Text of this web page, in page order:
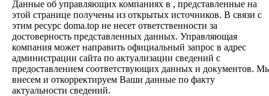
Данные об управляющих компаниях в , представленные на
этой странице получены из открытых источников. В связи с
этим ресурс doma.top не несет ответственности за
достоверность представленных данных. Управляющая
компания может направить официальный запрос в адрес
администрации сайта по актуализации сведений с
предоставлением соответствующих данных и документов.
внесем и откорректируем Ваши данные по факту
актуальности сведений.